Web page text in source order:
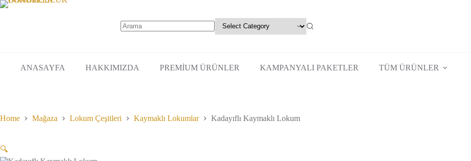
Skip
varyasyonu
var.
seçilebilir
ANASAYFA HAKKIMIZDA PREMİUM ÜRÜNLER KAMPANYALI PAKETLER TÜM ÜRÜNLER
Home Mağaza Lokum Çeşitleri Kaymaklı Lokumlar Kadayıflı Kaymaklı Lokum
🔍